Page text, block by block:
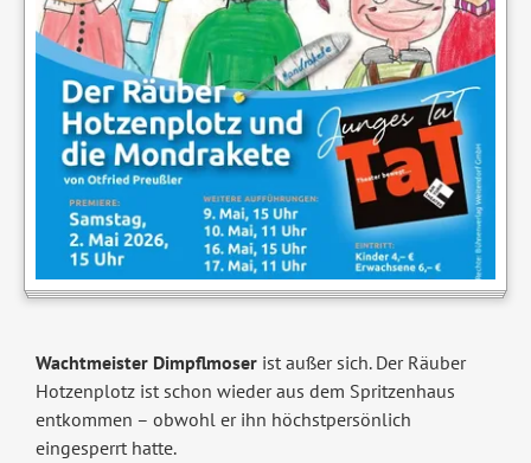
Wachtmeister Dimpflmoserist außer sich. Der Räuber
Hotzenplotz ist schon wieder aus dem Spritzenhaus
entkommen – obwohl er ihn höchstpersönlich
eingesperrt hatte.